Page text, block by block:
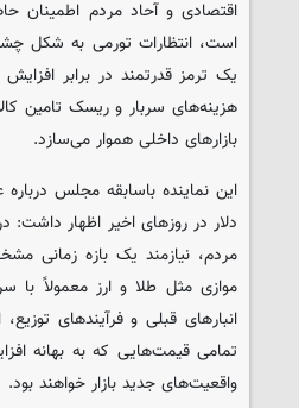
اقتصادی و آحاد مردم اطمینان
است، انتظارات تورمی به شکل
یک ترمز قدرتمند در برابر
هزینه‌های سربار و ریسک تامین
بازارهای داخلی هموار می‌سازد.
این نماینده باسابقه مجلس
دلار در روزهای اخیر اظهار داشت:
مردم، نیازمند یک بازه زمانی
موازی مثل طلا و ارز معمولاً با
انبارهای قبلی و فرآیندهای
تمامی قیمت‌هایی که به بهانه
واقعیت‌های جدید بازار خواهند بود.